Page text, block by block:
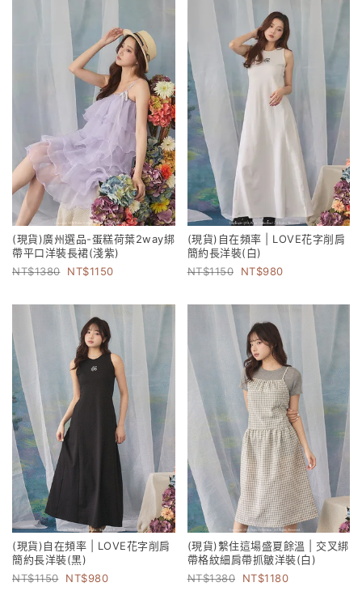
(現貨)廣州選品-蛋糕荷葉2way綁
帶平口洋裝長裙(淺紫)
1380
1150
(現貨)自在頻率 | LOVE花字削肩
簡約長洋裝(白)
1150
980
(現貨)自在頻率 | LOVE花字削肩
簡約長洋裝(黑)
1150
980
(現貨)繫住這場盛夏餘溫 | 交叉綁
帶格紋細肩帶抓皺洋裝(白)
1380
1180